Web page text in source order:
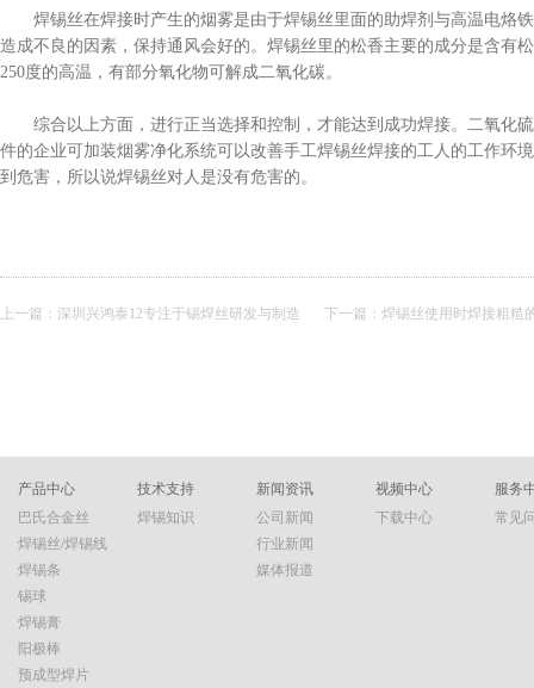
焊锡丝在焊接时产生的烟雾是由于焊锡丝里面的助焊剂与高温电烙
造成不良的因素，保持通风会好的。焊锡丝里的松香主要的成分是含有
250度的高温，有部分氧化物可解成二氧化碳。
综合以上方面，进行正当选择和控制，才能达到成功焊接。二氧化
件的企业可加装烟雾净化系统可以改善手工焊锡丝焊接的工人的工作环
到危害，所以说焊锡丝对人是没有危害的。
上一篇： 深圳兴鸿泰12专注于锡焊丝研发与制造 下一篇： 焊锡丝使用时焊接粗糙
产品中心
巴氏合金丝
焊锡丝/焊锡线
焊锡条
锡球
焊锡膏
阳极棒
预成型焊片
技术支持
焊锡知识
新闻资讯
公司新闻
行业新闻
媒体报道
视频中心
下载中心
服务
常见